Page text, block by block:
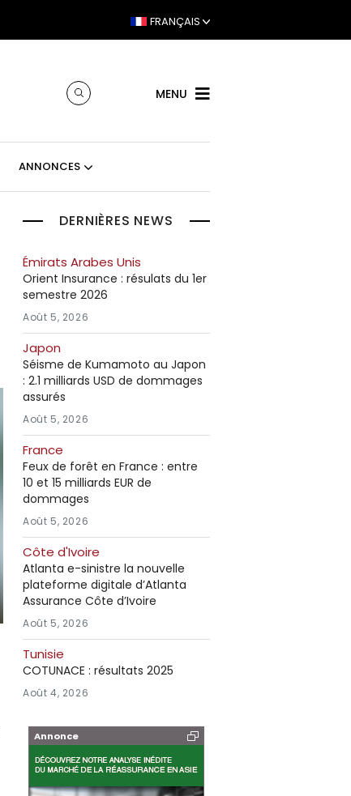
FRANÇAIS
MENU
ANNONCES
DERNIÈRES NEWS
Émirats Arabes Unis
Orient Insurance : résulats du 1er
semestre 2026
Août 5, 2026
Japon
Séisme de Kumamoto au Japon
: 2.1 milliards USD de dommages
assurés
Août 5, 2026
France
Feux de forêt en France : entre
10 et 15 milliards EUR de
dommages
Août 5, 2026
Côte d'Ivoire
Atlanta e-sinistre la nouvelle
plateforme digitale d’Atlanta
Assurance Côte d’Ivoire
Août 5, 2026
Tunisie
COTUNACE : résultats 2025
Août 4, 2026
Annonce